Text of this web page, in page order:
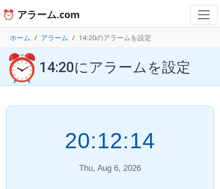
⏰ アラーム.com
ホーム アラーム 14:20のアラームを設定
⏰ 14:20にアラームを設定
20:12:14
Thu, Aug 6, 2026